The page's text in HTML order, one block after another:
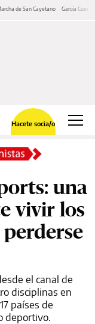
de San Cayetano García Cuerva
Hacete socia/o
una
vivir los
perderse
el canal de
disciplinas en
países de
deportivo.